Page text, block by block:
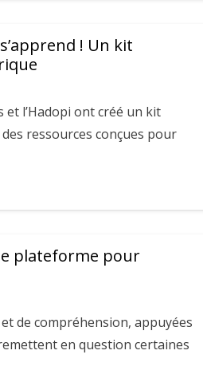
! Un kit
et l’Hadopi ont créé un kit
ressources conçues pour
plateforme pour
de compréhension, appuyées
en question certaines